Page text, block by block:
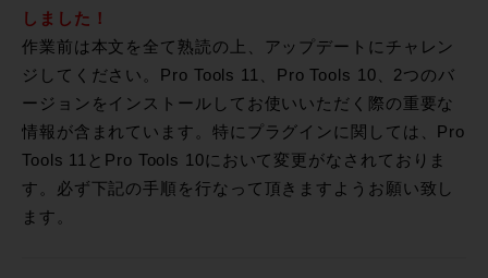
しました！
作業前は本文を全て熟読の上、アップデートにチャレン
ジしてください。Pro Tools 11、Pro Tools 10、2つのバ
ージョンをインストールしてお使いいただく際の重要な
情報が含まれています。特にプラグインに関しては、Pro
Tools 11とPro Tools 10において変更がなされておりま
す。必ず下記の手順を行なって頂きますようお願い致し
ます。